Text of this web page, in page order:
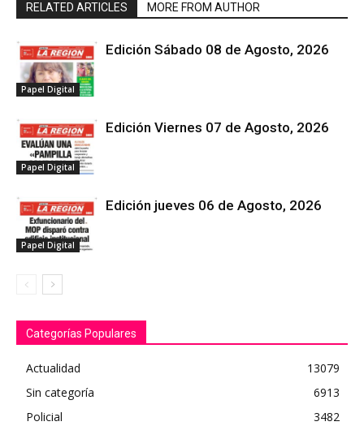
RELATED ARTICLES MORE FROM AUTHOR
Papel Digital
Edición Sábado 08 de Agosto, 2026
Papel Digital
Edición Viernes 07 de Agosto, 2026
Papel Digital
Edición jueves 06 de Agosto, 2026
Categorías Populares
Actualidad
13079
Sin categoría
6913
Policial
3482